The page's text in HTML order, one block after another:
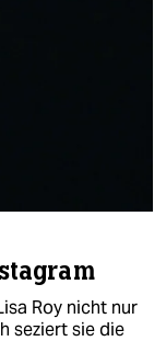
Roy nicht nur
seziert sie die